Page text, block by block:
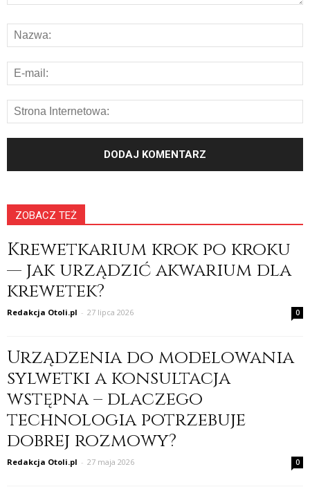
ZOBACZ TEŻ
Krewetkarium krok po kroku
— jak urządzić akwarium dla
krewetek?
Redakcja Otoli.pl - 27 lipca 2026 0
Urządzenia do modelowania
sylwetki a konsultacja
wstępna – dlaczego
technologia potrzebuje
dobrej rozmowy?
Redakcja Otoli.pl - 27 maja 2026 0